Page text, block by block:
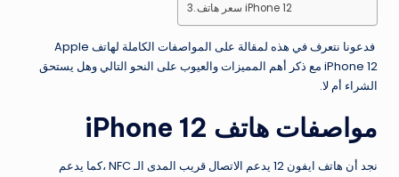
سعر هاتف iPhone 12
فدعونا نتعرف في هذه لمقالة على المواصفات الكاملة لهاتف Apple
iPhone 12 مع ذكر أهم المميزات والعيوب على النحو التالي وهل يستحق
الشراء أم لا.
مواصفات هاتف iPhone 12
نجد أن هاتف ايفون 12 يدعم الاتصال قريب المدى الـ NFC ،كما يدعم